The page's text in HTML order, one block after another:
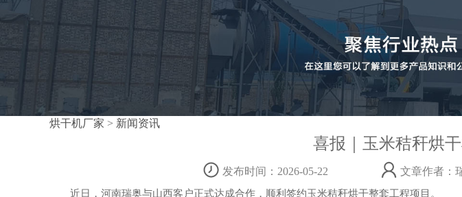
烘干机厂家 > 新闻资讯
喜报｜玉米秸秆烘
发布时间：2026-05-22 文章作者：
近日，河南瑞奥与山西客户正式达成合作，顺利签约玉米秸秆烘干整套工程项目。